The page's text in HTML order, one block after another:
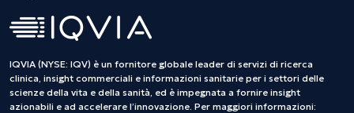
IQVIA (NYSE: IQV) è un fornitore globale leader di servizi di ricerca
clinica, insight commerciali e informazioni sanitarie per i settori delle
scienze della vita e della sanità, ed è impegnata a fornire insight
azionabili e ad accelerare l’innovazione. Per maggiori informazioni: